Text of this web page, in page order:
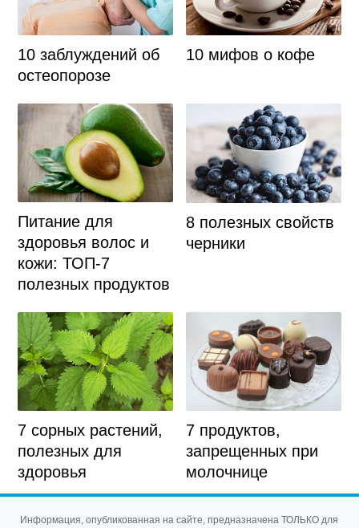
10 заблуждений об
остеопорозе
10 мифов о кофе
Питание для
здоровья волос и
кожи: ТОП-7
полезных продуктов
8 полезных свойств
черники
7 сорных растений,
полезных для
здоровья
7 продуктов,
запрещенных при
молочнице
Информация, опубликованная на сайте, предназначена ТОЛЬКО для